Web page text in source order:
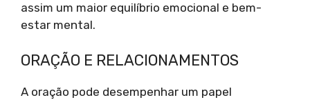
assim um maior equilíbrio emocional e bem-
estar mental.
ORAÇÃO E RELACIONAMENTOS
A oração pode desempenhar um papel